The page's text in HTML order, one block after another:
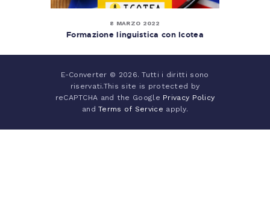
8 MARZO 2022
Formazione linguistica con Icotea
E-Converter © 2026. Tutti i diritti sono
riservati.This site is protected by
reCAPTCHA and the Google Privacy Policy
andTerms of Service apply.